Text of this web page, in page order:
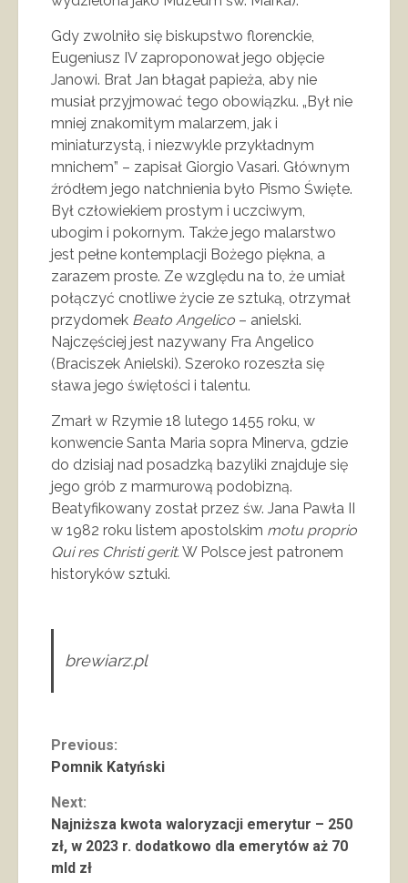
Gdy zwolniło się biskupstwo florenckie,
Eugeniusz IV zaproponował jego objęcie
Janowi. Brat Jan błagał papieża, aby nie
musiał przyjmować tego obowiązku. „Był nie
mniej znakomitym malarzem, jak i
miniaturzystą, i niezwykle przykładnym
mnichem” – zapisał Giorgio Vasari. Głównym
źródłem jego natchnienia było Pismo Święte.
Był człowiekiem prostym i uczciwym,
ubogim i pokornym. Także jego malarstwo
jest pełne kontemplacji Bożego piękna, a
zarazem proste. Ze względu na to, że umiał
połączyć cnotliwe życie ze sztuką, otrzymał
przydomek Beato Angelico – anielski.
Najczęściej jest nazywany Fra Angelico
(Braciszek Anielski). Szeroko rozeszła się
sława jego świętości i talentu.
Zmarł w Rzymie 18 lutego 1455 roku, w
konwencie Santa Maria sopra Minerva, gdzie
do dzisiaj nad posadzką bazyliki znajduje się
jego grób z marmurową podobizną.
Beatyfikowany został przez św. Jana Pawła II
w 1982 roku listem apostolskim motu proprio
Qui res Christi gerit.W Polsce jest patronem
historyków sztuki.
brewiarz.pl
Continue
Previous:
Pomnik Katyński
Next:
Najniższa kwota waloryzacji emerytur – 250
zł, w 2023 r. dodatkowo dla emerytów aż 70
mld zł